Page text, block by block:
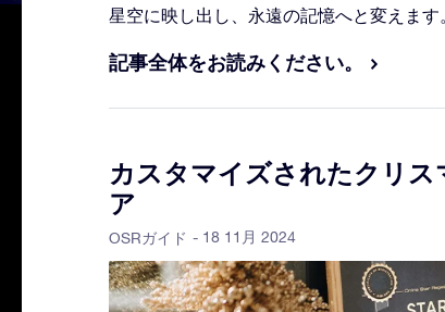
星空に映し出し、永遠の記憶へと変えます
記事全体をお読みください。
カスタマイズされたクリ
ア
OSRガイド - 18 11月 2024